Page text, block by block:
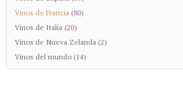
Vinos de Francia (80)
Vinos de Italia (20)
Vinos de Nueva Zelanda (2)
Vinos del mundo (14)